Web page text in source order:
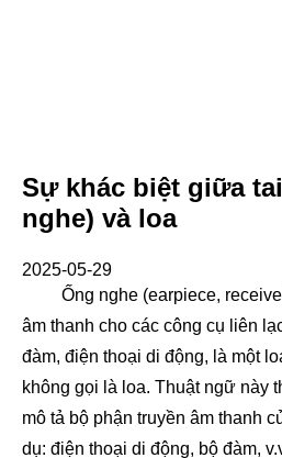
Sự khác biệt giữa
nghe) và loa
2025-05-29
Ống nghe (earpiece,
âm thanh cho các công cụ liên
đàm, điện thoại di động, là một
không gọi là loa. Thuật ngữ này
mô tả bộ phận truyền âm thanh
dụ: điện thoại di động, bộ đàm,